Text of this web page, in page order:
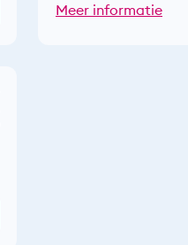
Meer informatie